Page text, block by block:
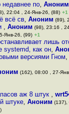
недавнее по, Аноним
22:04 , 24-Янв-26, (88) +1
всё св, Аноним (89),
, Аноним (98), 23:16 ,
Янв-26, (99) +1
лишь
systemd, как он,
версиями Гном,
(162), 08:00 , 27-
аж 8 штук ,
штуке, Аноним (137),